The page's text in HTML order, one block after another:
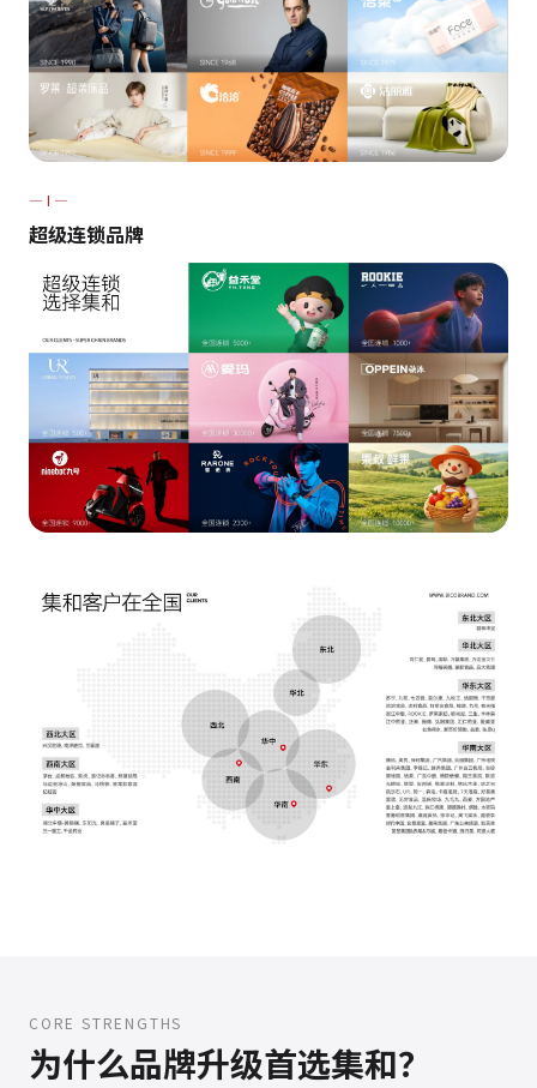
— I —
超级连锁品牌
CORE STRENGTHS
为什么品牌升级首选集和？